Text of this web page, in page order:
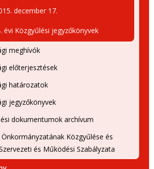
december 17.
évi Közgyűlési jegyzőkönyvek
meghívók
előterjesztések
határozatok
jegyzőkönyvek
dokumentumok archívum
Önkormányzatának Közgyűlése és
és Működési Szabályzata